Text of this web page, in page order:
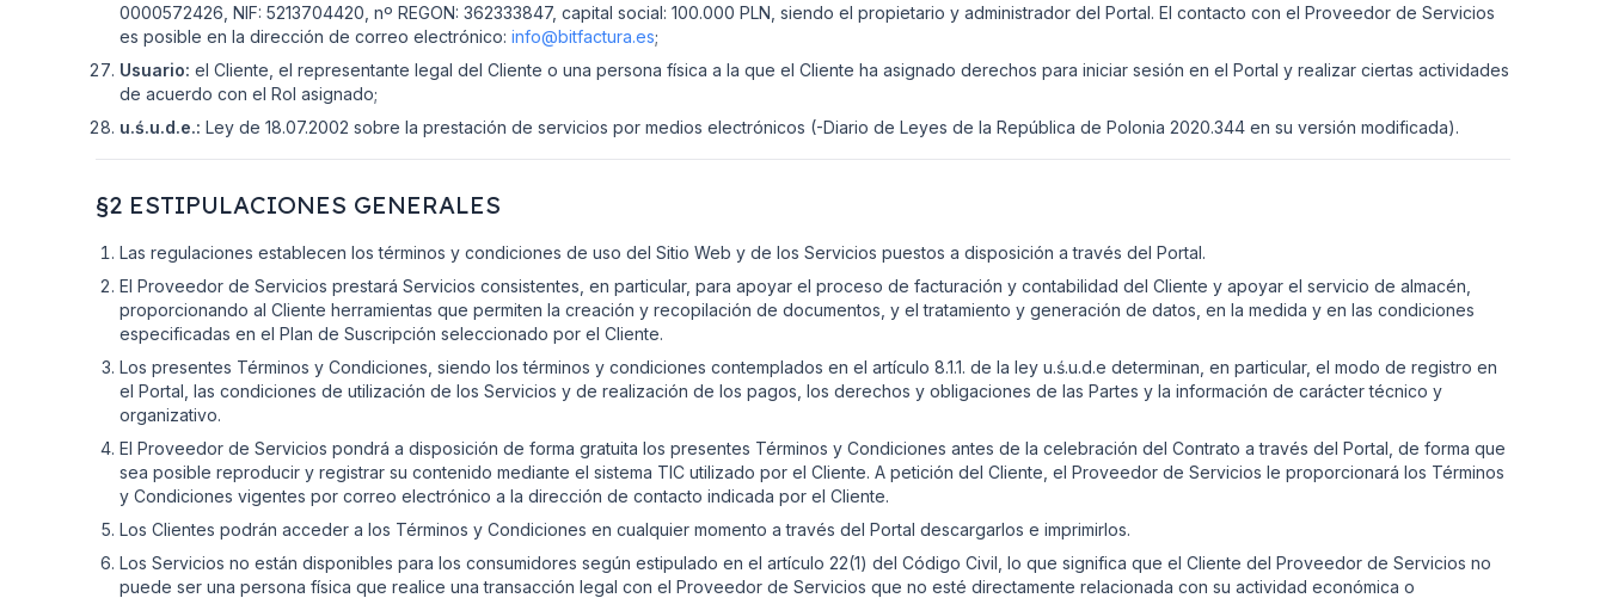
0000572426, NIF: 5213704420, nº REGON: 362333847, capital social: 100.000 PLN, siendo el propietario y administrador del Portal. El contacto con el Proveedor de Servicios
es posible en la dirección de correo electrónico: info@bitfactura.es;
Usuario: el Cliente, el representante legal del Cliente o una persona física a la que el Cliente ha asignado derechos para iniciar sesión en el Portal y realizar ciertas actividades
de acuerdo con el Rol asignado;
u.ś.u.d.e.: Ley de 18.07.2002 sobre la prestación de servicios por medios electrónicos (-Diario de Leyes de la República de Polonia 2020.344 en su versión modificada).
§2 ESTIPULACIONES GENERALES
Las regulaciones establecen los términos y condiciones de uso del Sitio Web y de los Servicios puestos a disposición a través del Portal.
El Proveedor de Servicios prestará Servicios consistentes, en particular, para apoyar el proceso de facturación y contabilidad del Cliente y apoyar el servicio de almacén,
proporcionando al Cliente herramientas que permiten la creación y recopilación de documentos, y el tratamiento y generación de datos, en la medida y en las condiciones
especificadas en el Plan de Suscripción seleccionado por el Cliente.
Los presentes Términos y Condiciones, siendo los términos y condiciones contemplados en el artículo 8.1.1. de la ley u.ś.u.d.e determinan, en particular, el modo de registro en
el Portal, las condiciones de utilización de los Servicios y de realización de los pagos, los derechos y obligaciones de las Partes y la información de carácter técnico y
organizativo.
El Proveedor de Servicios pondrá a disposición de forma gratuita los presentes Términos y Condiciones antes de la celebración del Contrato a través del Portal, de forma que
sea posible reproducir y registrar su contenido mediante el sistema TIC utilizado por el Cliente. A petición del Cliente, el Proveedor de Servicios le proporcionará los Términos
y Condiciones vigentes por correo electrónico a la dirección de contacto indicada por el Cliente.
Los Clientes podrán acceder a los Términos y Condiciones en cualquier momento a través del Portal descargarlos e imprimirlos.
Los Servicios no están disponibles para los consumidores según estipulado en el artículo 22(1) del Código Civil, lo que significa que el Cliente del Proveedor de Servicios no
puede ser una persona física que realice una transacción legal con el Proveedor de Servicios que no esté directamente relacionada con su actividad económica o